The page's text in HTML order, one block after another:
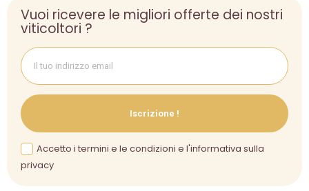
Vuoi ricevere le migliori offerte dei nostri
viticoltori ?
Iscrizione !
Accetto i termini e le condizioni e l'informativa sulla
privacy